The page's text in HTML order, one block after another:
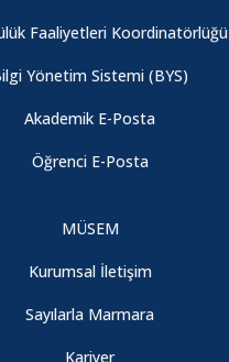
Faaliyetleri Koordinatörlüğü
Yönetim Sistemi (BYS)
Akademik E-Posta
Öğrenci E-Posta
MÜSEM
Kurumsal İletişim
Sayılarla Marmara
Kariyer